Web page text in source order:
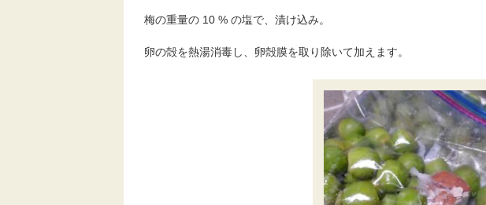
梅の重量の 10 % の塩で、漬け込み。
卵の殻を熱湯消毒し、卵殻膜を取り除いて加えます。